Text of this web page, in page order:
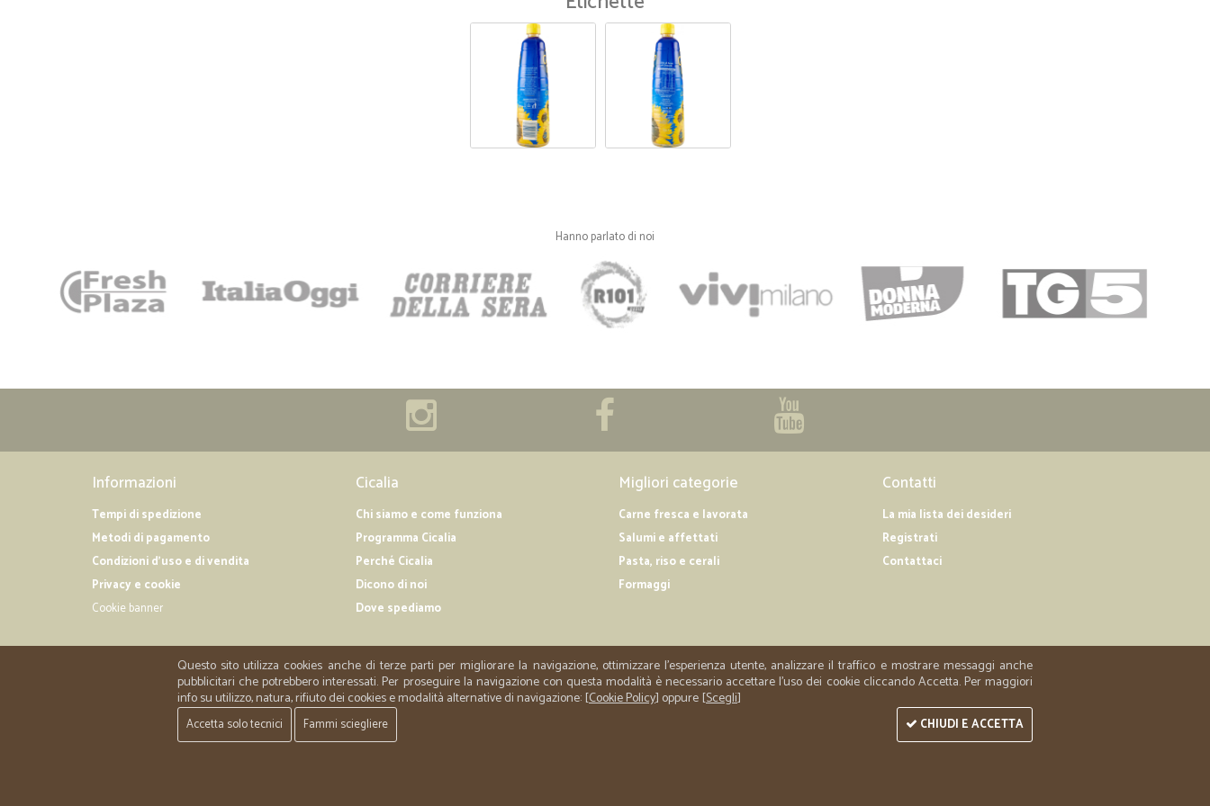
Sempre più soddisfatto di Cicalia
Sempre più soddisfatto di Cicalia, ottimo servizio, spedizione veloce,però troppa plastica
usata nell,imballaggio,,piuttosto usare carta o cartone,,bisogna eliminare la plastica,per
salvare il pianeta
Hanno parlato di noi
Informazioni
Tempi di spedizione
Metodi di pagamento
Condizioni d'uso e di vendita
Privacy e cookie
Cookie banner
Cicalia
Chi siamo e come funziona
Programma Cicalia
Perché Cicalia
Dicono di noi
Dove spediamo
Migliori categorie
Carne fresca e lavorata
Salumi e affettati
Pasta, riso e cerali
Formaggi
Contatti
La mia lista dei desideri
Registrati
Contattaci
Questo sito utilizza cookies anche di terze parti per migliorare la navigazione, ottimizzare l'esperienza utente, analizzare il traffico e mostrare messaggi anche
pubblicitari che potrebbero interessati. Per proseguire la navigazione con questa modalità è necessario accettare l'uso dei cookie cliccando Accetta. Per maggiori
info su utilizzo, natura, rifiuto dei cookies e modalità alternative di navigazione: [Cookie Policy] oppure [Scegli]
Accetta solo tecnici Fammi sciegliere CHIUDI E ACCETTA